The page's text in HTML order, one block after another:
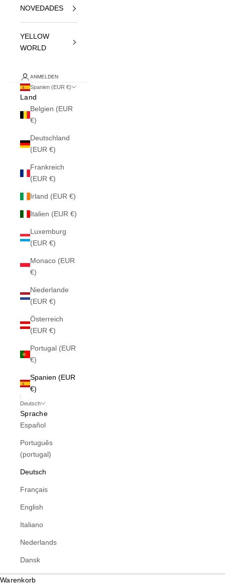
NOVEDADES
YELLOW
WORLD
ANMELDEN
Spanien (EUR €)
Land
Belgien (EUR
€)
Deutschland
(EUR €)
Frankreich
(EUR €)
Irland (EUR €)
Italien (EUR €)
Luxemburg
(EUR €)
Monaco (EUR
€)
Niederlande
(EUR €)
Österreich
(EUR €)
Portugal (EUR
€)
Spanien (EUR
€)
Deutsch
Sprache
Español
Português
(portugal)
Deutsch
Français
English
Italiano
Nederlands
Dansk
Warenkorb